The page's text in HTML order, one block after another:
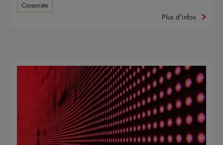
Corporate
Plus d'infos